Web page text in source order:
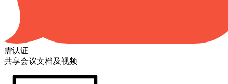
需认证
共享会议文档及视频